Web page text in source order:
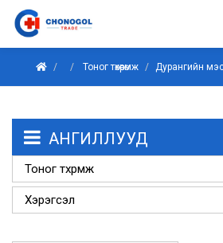
Тоног төхөөрөмж Дурангийн
АНГИЛЛУУД
Тоног төхөөрөмж
Хэрэгсэл